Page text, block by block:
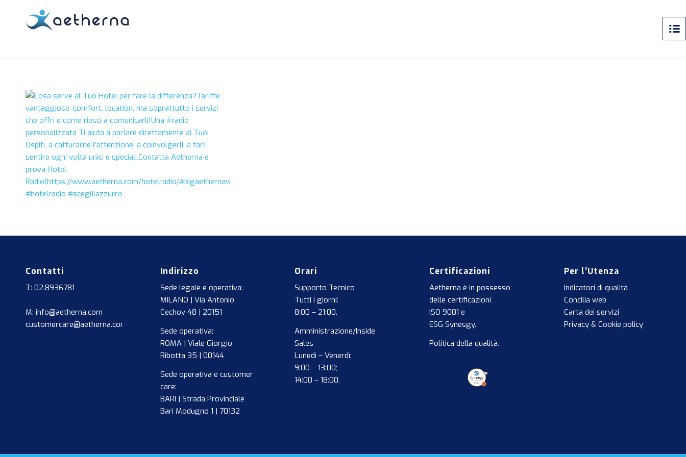
Contatti
T: 02.8936781
M: info@aetherna.com
customercare@aetherna.com
Indirizzo
Sede legale e operativa:
MILANO | Via Antonio
Cechov 48 | 20151
Sede operativa:
ROMA | Viale Giorgio
Ribotta 35 | 00144
Sede operativa e customer
care:
BARI | Strada Provinciale
Bari Modugno 1 | 70132
Orari
Supporto Tecnico
Tutti i giorni:
8:00 – 21:00.
Amministrazione/Inside
Sales
Lunedì – Venerdì:
9:00 – 13:00;
14:00 – 18:00.
Certificazioni
Aetherna è in possesso
delle certificazioni
ISO 9001 e
ESG Synesgy.
Politica della qualità.
Per l’Utenza
Indicatori di qualità
Concilia web
Carta dei servizi
Privacy & Cookie policy